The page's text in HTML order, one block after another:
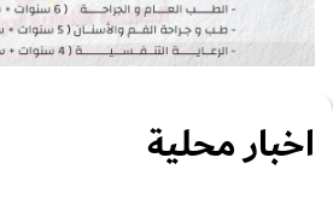
اخبار محلية